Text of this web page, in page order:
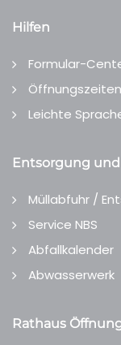
Hilfen
Formular-
Öffnungszeiten
Leichte
Entsorgung
Müllabfuhr /
Service NBS
Abfallkalender
Abwasserwerk
Rathaus